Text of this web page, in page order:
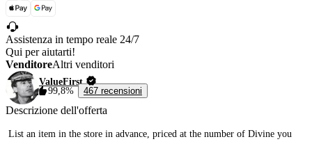
Assistenza in tempo reale 24/7
Qui per aiutarti!
VenditoreAltri venditori
ValueFirst
99,8%
467 recensioni
Descrizione dell'offerta
List an item in the store in advance, priced at the number of Divine you